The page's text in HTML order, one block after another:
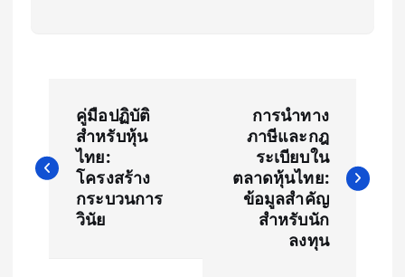
o
s
คู่มือปฏิบัติ
สำหรับหุ้น
ไทย:
โครงสร้าง
กระบวนการ
วินัย
การนำทาง
ภาษีและกฎ
ระเบียบใน
ตลาดหุ้นไทย:
ข้อมูลสำคัญ
สำหรับนัก
ลงทุน